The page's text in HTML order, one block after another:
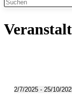
2/7/2025 - 25/10/